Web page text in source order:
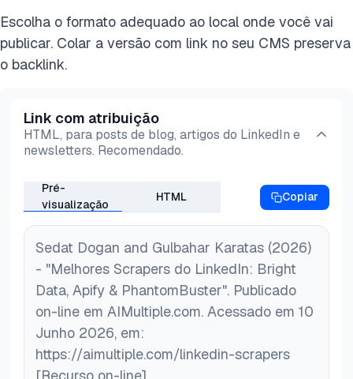
Escolha o formato adequado ao local onde você vai
publicar. Colar a versão com link no seu CMS preserva
o backlink.
Link com atribuição
HTML, para posts de blog, artigos do LinkedIn e
newsletters. Recomendado.
Pré-
visualização
HTML Copiar
Sedat Dogan and Gulbahar Karatas (2026)
- "Melhores Scrapers do LinkedIn: Bright
Data, Apify & PhantomBuster". Publicado
on-line em AIMultiple.com. Acessado em 10
Junho 2026, em:
https://aimultiple.com/linkedin-scrapers